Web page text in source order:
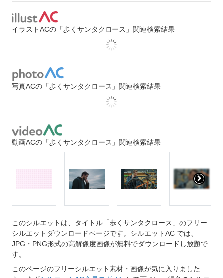
イラストACの「歩くサンタクロース」関連検索結果
写真ACの「歩くサンタクロース」関連検索結果
動画ACの「歩くサンタクロース」関連検索結果
このシルエットは、タイトル「歩くサンタクロース」のフリー
シルエットダウンロードページです。シルエットAC では、
JPG・PNG形式の高解像度画像が無料でダウンロードし放題で
す。
このページのフリーシルエット素材・画像が気に入りました